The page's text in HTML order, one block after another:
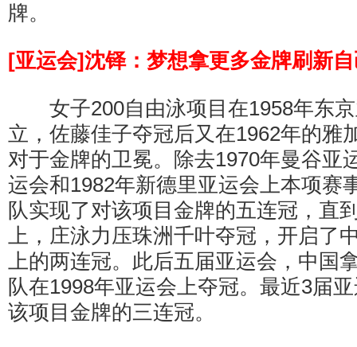
牌。
[亚运会]沈铎：梦想拿更多金牌刷新
女子200自由泳项目在1958年东京
立，佐藤佳子夺冠后又在1962年的雅
对于金牌的卫冕。除去1970年曼谷亚
运会和1982年新德里亚运会上本项赛
队实现了对该项目金牌的五连冠，直
上，庄泳力压珠洲千叶夺冠，开启了
上的两连冠。此后五届亚运会，中国
队在1998年亚运会上夺冠。最近3届
该项目金牌的三连冠。